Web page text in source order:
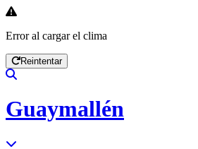
Error al cargar el clima
Reintentar
Guaymallén